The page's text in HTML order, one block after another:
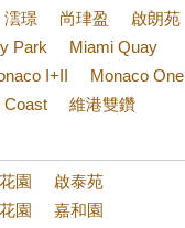
澐璟 尚珒盈
啟朗苑
Park
Miami Quay
I+II
Monaco One
Coast 維港雙鑽
園
啟泰苑
園
嘉和園